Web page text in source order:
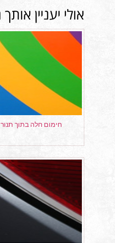
אולי יעניין
חימום חלה בתוך